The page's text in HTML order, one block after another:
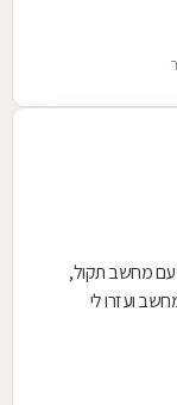
ביותר! הגעתי עם מחשב תקול,
ועזרו לי
מהיושר שלהם!